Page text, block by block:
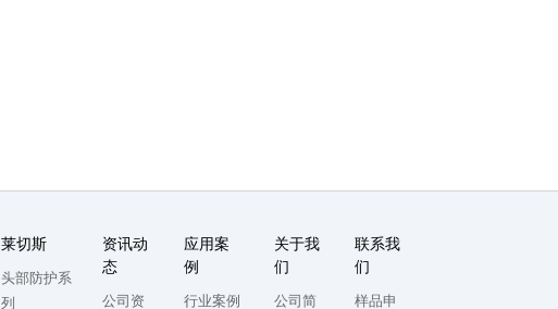
莱切斯
头部防护系
列
资讯动
态
公司资
应用案
例
行业案例
关于我
们
公司简
联系我
们
样品申